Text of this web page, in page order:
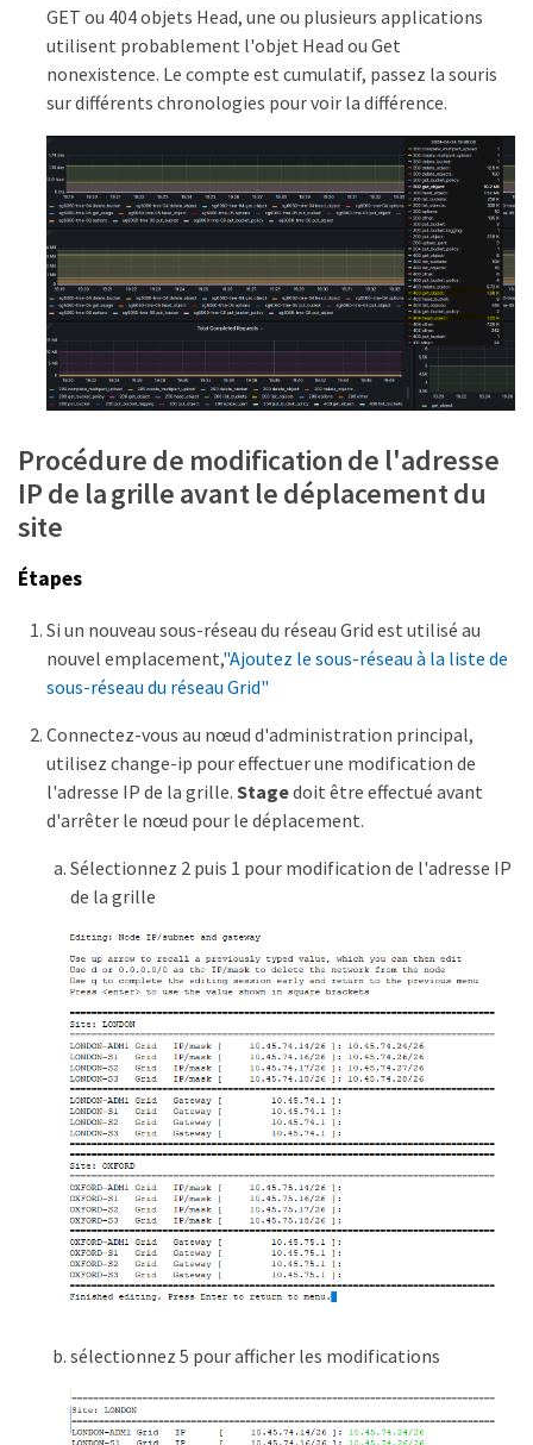
GET ou 404 objets Head, une ou plusieurs applications
utilisent probablement l'objet Head ou Get
nonexistence. Le compte est cumulatif, passez la souris
sur différents chronologies pour voir la différence.
Procédure de modification de l'adresse
IP de la grille avant le déplacement du
site
Étapes
Si un nouveau sous-réseau du réseau Grid est utilisé au
nouvel emplacement,"Ajoutez le sous-réseau à la liste de
sous-réseau du réseau Grid"
Connectez-vous au nœud d'administration principal,
utilisez change-ip pour effectuer une modification de
l'adresse IP de la grille. Stagedoit être effectué avant
d'arrêter le nœud pour le déplacement.
Sélectionnez 2 puis 1 pour modification de l'adresse IP
de la grille
sélectionnez 5 pour afficher les modifications